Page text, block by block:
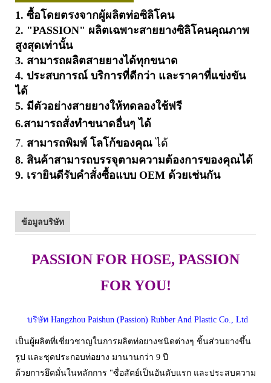
1. ซื้อโดยตรงจากผู้ผลิตท่อซิลิโคน
2. "PASSION" ผลิตเฉพาะสายยางซิลิโคนคุณภาพ
สูงสุดเท่านั้น
3. สามารถผลิตสายยางได้ทุกขนาด
4. ประสบการณ์ บริการที่ดีกว่า และราคาที่แข่งขัน
ได้
5. มีตัวอย่างสายยางให้ทดลองใช้ฟรี
6.สามารถสั่งทำขนาดอื่นๆ ได้
7. สามารถพิมพ์ โลโก้ของคุณ ได้
8. สินค้าสามารถบรรจุตามความต้องการของคุณได้
9. เรายินดีรับคำสั่งซื้อแบบ OEM ด้วยเช่นกัน
ข้อมูลบริษัท
PASSION FOR HOSE, PASSION
FOR YOU!
บริษัท Hangzhou Paishun (Passion) Rubber And Plastic Co., Ltd
เป็นผู้ผลิตที่เชี่ยวชาญในการผลิตท่อยางชนิดต่างๆ ชิ้นส่วนยางขึ้น
รูป และชุดประกอบท่อยาง มานานกว่า 9 ปี
ด้วยการยึดมั่นในหลักการ "ซื่อสัตย์เป็นอันดับแรก และประสบความ